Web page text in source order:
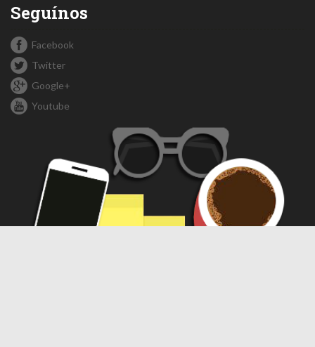
Seguínos
Facebook
Twitter
Google+
Youtube